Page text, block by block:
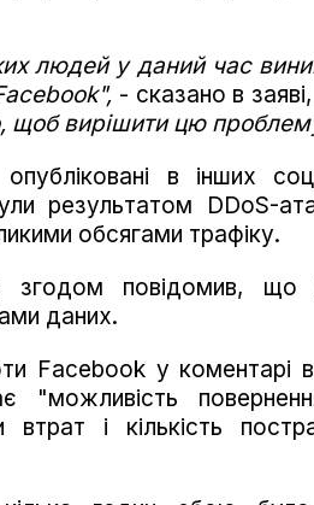
людей у даний час
- сказано в
вирішити цю
в інших
результатом DDoS-
обсягами трафіку.
згодом повідомив, що
даних.
Facebook у коментарі
"можливість
втрат і кількість